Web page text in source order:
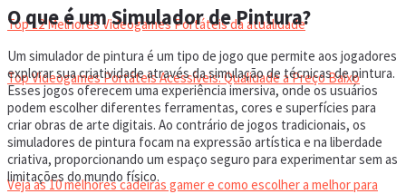
Top 12 Melhores Videogames Portáteis da atualidade
Top Videogames Portáteis Acessíveis: Qualidade a Preço Baixo
CADEIRA GAMER
Veja as 10 melhores cadeiras gamer e como escolher a melhor para
O que é um Simulador de Pintura?
Um simulador de pintura é um tipo de jogo que permite aos jogadores
explorar sua criatividade através da simulação de técnicas de pintura.
Esses jogos oferecem uma experiência imersiva, onde os usuários
podem escolher diferentes ferramentas, cores e superfícies para
criar obras de arte digitais. Ao contrário de jogos tradicionais, os
simuladores de pintura focam na expressão artística e na liberdade
criativa, proporcionando um espaço seguro para experimentar sem as
limitações do mundo físico.